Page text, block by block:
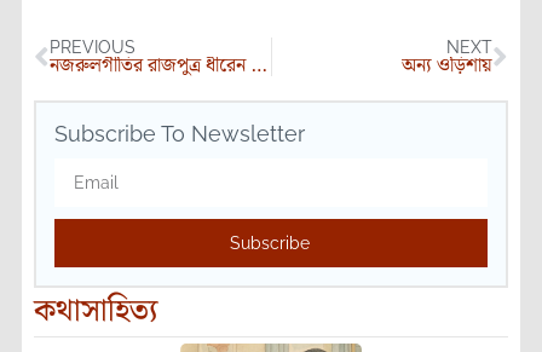
PREVIOUS
নজরুলগীতির রাজপুত্র ধীরেন বসু
NEXT
অন্য ওড়িশায়
Subscribe To Newsletter
Subscribe
কথাসাহিত্য